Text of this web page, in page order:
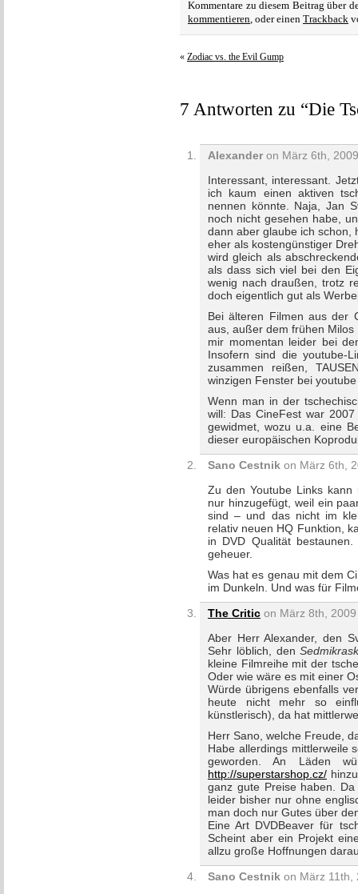
Kommentare zu diesem Beitrag über
kommentieren, oder einen Trackback
« Zodiac vs. the Evil Gump
7 Antworten zu “Die
Alexander on März 6th,
Interessant, interessant.
ich kaum einen aktiven
nennen könnte. Naja, Jan
noch nicht gesehen habe,
dann aber glaube ich schon,
eher als kostengünstiger
wird gleich als
als dass sich viel bei den
wenig nach draußen, trotz
doch eigentlich gut als
Bei älteren Filmen aus der
aus, außer dem frühen
mir momentan leider bei
Insofern sind die youtube-
zusammen reißen,
winzigen Fenster bei
Wenn man in der
will: Das CineFest war
gewidmet, wozu u.a. eine
dieser europäischen
Sano Cestnik on März 6th,
Zu den Youtube Links kann
nur hinzugefügt, weil ein
sind – und das nicht im
relativ neuen HQ Funktion,
in DVD Qualität
geheuer.
Was hat es genau mit dem
im Dunkeln. Und was für
The Critic on März 8th,
Aber Herr Alexander, den
Sehr löblich, den
kleine Filmreihe mit der
Oder wie wäre es mit einer
Würde übrigens ebenfalls
heute nicht mehr so
künstlerisch), da hat
Herr Sano, welche Freude,
Habe allerdings mittlerweile
geworden. An Läden
http://superstarshop.cz/
ganz gute Preise haben.
leider bisher nur ohne
man doch nur Gutes über
Eine Art DVDBeaver für
Scheint aber ein Projekt
allzu große Hoffnungen
Sano Cestnik on März 11th,